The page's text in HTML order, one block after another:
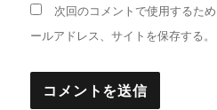
次回のコメントで使用するた
ールアドレス、サイトを保存する。